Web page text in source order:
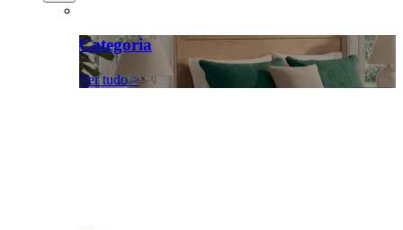
Categoria
Ver tudo >